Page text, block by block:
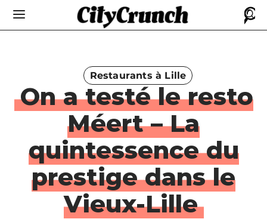
Restaurants à Lille
On a testé le resto
Méert – La
quintessence du
prestige dans le
Vieux-Lille